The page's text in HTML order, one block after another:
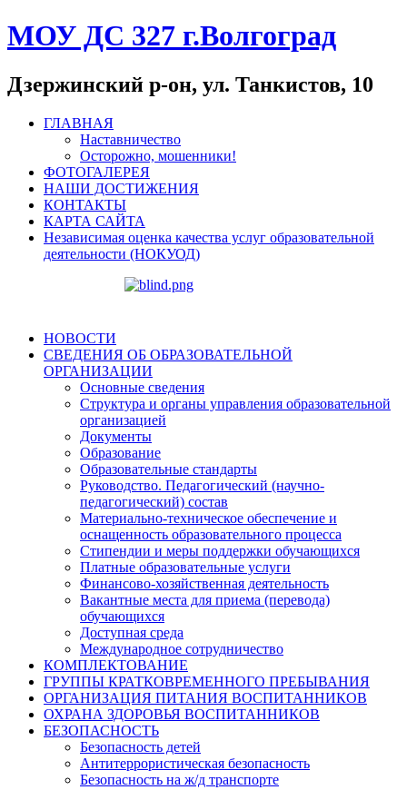
МОУ ДС 327 г.Волгоград
Дзержинский р-он, ул. Танкистов, 10
ГЛАВНАЯ
Наставничество
Осторожно, мошенники!
ФОТОГАЛЕРЕЯ
НАШИ ДОСТИЖЕНИЯ
КОНТАКТЫ
КАРТА САЙТА
Независимая оценка качества услуг образовательной
деятельности (НОКУОД)
НОВОСТИ
СВЕДЕНИЯ ОБ ОБРАЗОВАТЕЛЬНОЙ
ОРГАНИЗАЦИИ
Основные сведения
Структура и органы управления образовательной
организацией
Документы
Образование
Образовательные стандарты
Руководство. Педагогический (научно-
педагогический) состав
Материально-техническое обеспечение и
оснащенность образовательного процесса
Стипендии и меры поддержки обучающихся
Платные образовательные услуги
Финансово-хозяйственная деятельность
Вакантные места для приема (перевода)
обучающихся
Доступная среда
Международное сотрудничество
КОМПЛЕКТОВАНИЕ
ГРУППЫ КРАТКОВРЕМЕННОГО ПРЕБЫВАНИЯ
ОРГАНИЗАЦИЯ ПИТАНИЯ ВОСПИТАННИКОВ
ОХРАНА ЗДОРОВЬЯ ВОСПИТАННИКОВ
БЕЗОПАСНОСТЬ
Безопасность детей
Антитеррористическая безопасность
Безопасность на ж/д транспорте